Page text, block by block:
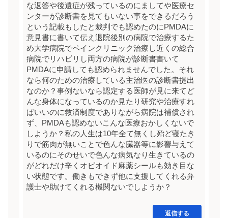
な返答や後遺症が残っているのにましてや医療セ
ンターが診断書を見てもいない事をできるだろう
という記載もしたと裁判でも認めたのにPMDAに
意見書に書いて伝え退院後別の病院で治療するた
め大学病院でペインクリニック治療し近くの総合
病院でリハビリし両方の病院が診断書書いて
PMDAに申請しても認められませんでした。それ
なら何のための治療している主治医の診断書提出
なのか？事例ないなら認定する医師が見に来てど
んな身体になっているのか見たり研究や治療すれ
ばいいのに救済制度でありながら病院は補償され
ず、PMDAも認めないこんな医療おかしくないで
しようか？私の人生は10年全て無くし殆ど寝たき
りで筋肉が無いことで色んな臓器等に影響与えて
いるのにそのせいで色んな病気なり生きているの
がどれだけ辛くオピオイド麻薬シールも効き目な
い状態です。働きもできず他に支援してくれる弁
護士や助けてくれる機関ないでしようか？
返信する